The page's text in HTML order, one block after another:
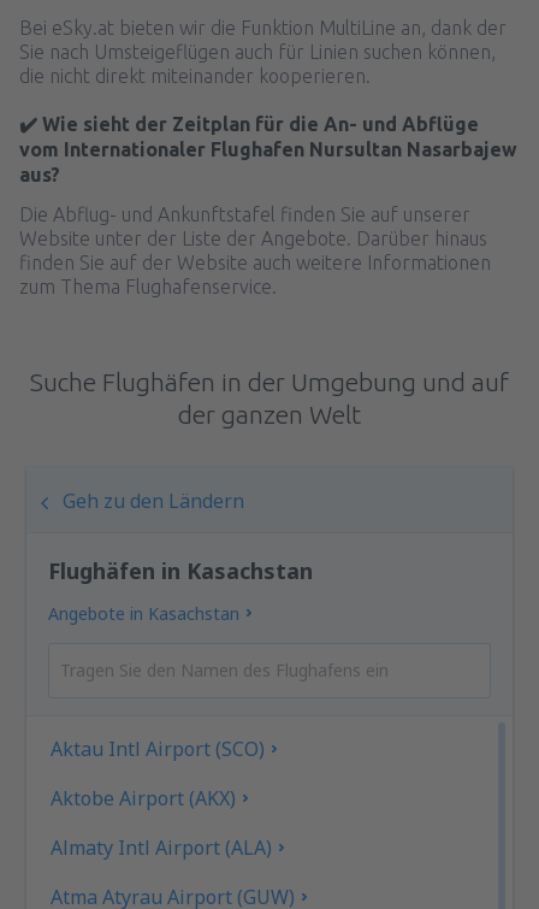
Bei eSky.at bieten wir die Funktion MultiLine an, dank der
Sie nach Umsteigeflügen auch für Linien suchen können,
die nicht direkt miteinander kooperieren.
✔️ Wie sieht der Zeitplan für die An- und Abflüge
vom Internationaler Flughafen Nursultan Nasarbajew
aus?
Die Abflug- und Ankunftstafel finden Sie auf unserer
Website unter der Liste der Angebote. Darüber hinaus
finden Sie auf der Website auch weitere Informationen
zum Thema Flughafenservice.
Suche Flughäfen in der Umgebung und auf
der ganzen Welt
Geh zu den Ländern
Flughäfen in Kasachstan
Angebote in Kasachstan
Aktau Intl Airport (SCO)
Aktobe Airport (AKX)
Almaty Intl Airport (ALA)
Atma Atyrau Airport (GUW)